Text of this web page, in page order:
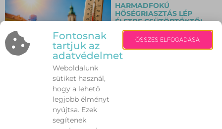
HARMADFOKÚ
HŐSÉGRIASZTÁS LÉP
ÉLETBE CSÜTÖRTÖKTŐL –
ERRE KÉRIK A
FEHÉRVÁRIAKAT
Fontosnak
tartjuk az
adatvédelmet
Weboldalunk
sütiket használ,
hogy a lehető
legjobb élményt
nyújtsa. Ezek
segítenek
ÖSSZES ELFOGADÁSA